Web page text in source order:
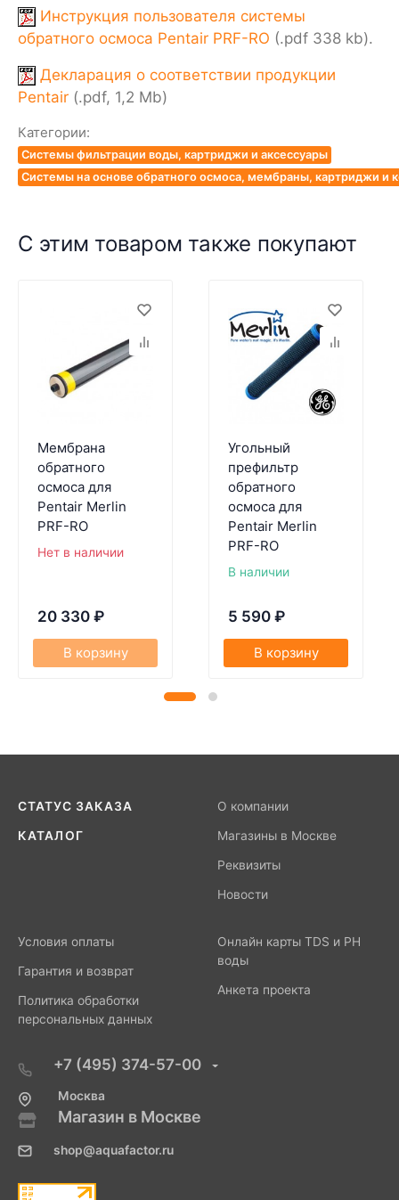
Инструкция пользователя системы
обратного осмоса Pentair PRF-RO (.pdf 338 kb).
Декларация о соответствии продукции
Pentair (.pdf, 1,2 Mb)
Категории:
Системы фильтрации воды, картриджи и аксессуары
Системы на основе обратного осмоса, мембраны, картриджи и
С этим товаром также покупают
Мембрана
обратного
осмоса для
Pentair Merlin
PRF-RO
Нет в наличии
20 330 ₽
В корзину
Угольный
префильтр
обратного
осмоса для
Pentair Merlin
PRF-RO
В наличии
5 590 ₽
В корзину
СТАТУС ЗАКАЗА
КАТАЛОГ
О компании
Магазины в Москве
Реквизиты
Новости
Условия оплаты
Гарантия и возврат
Политика обработки
персональных данных
Онлайн карты TDS и PH
воды
Анкета проекта
+7 (495) 374-57-00
Москва
Магазин в Москве
shop@aquafactor.ru